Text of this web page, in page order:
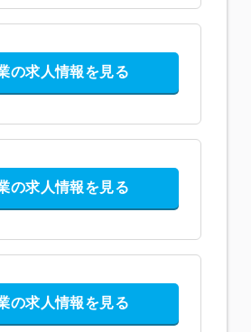
の求人情報を見る
の求人情報を見る
の求人情報を見る